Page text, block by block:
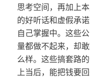
思考空间，再加上
的好听话和虚假承
自己掌握中。这些
量都做不起来，却
么样。这些搞套路
上当后，能把钱要回